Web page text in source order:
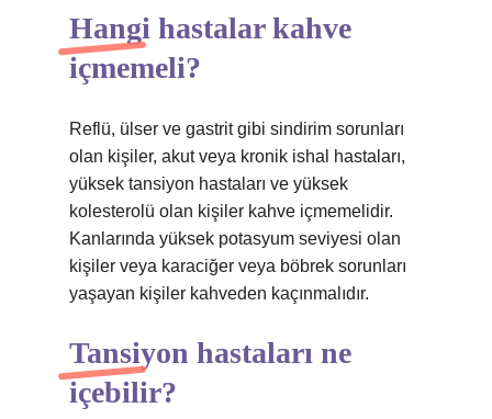
Hangi hastalar kahve
içmemeli?
Reflü, ülser ve gastrit gibi sindirim sorunları
olan kişiler, akut veya kronik ishal hastaları,
yüksek tansiyon hastaları ve yüksek
kolesterolü olan kişiler kahve içmemelidir.
Kanlarında yüksek potasyum seviyesi olan
kişiler veya karaciğer veya böbrek sorunları
yaşayan kişiler kahveden kaçınmalıdır.
Tansiyon hastaları ne
içebilir?